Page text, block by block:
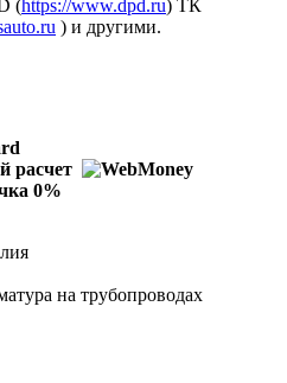
(https://www.dpd.ru) ТК
) и другими.
на трубопроводах